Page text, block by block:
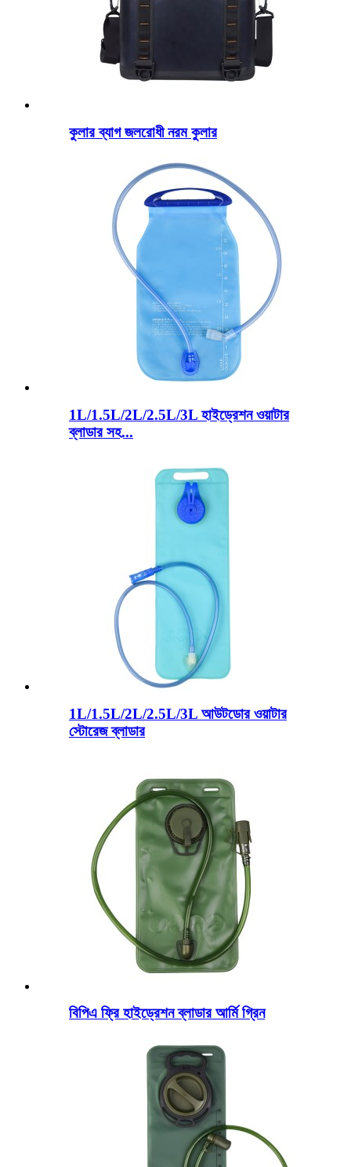
কুলার ব্যাগ জলরোধী নরম কুলার
1L/1.5L/2L/2.5L/3L হাইড্রেশন ওয়াটার
ব্লাডার সহ...
1L/1.5L/2L/2.5L/3L আউটডোর ওয়াটার
স্টোরেজ ব্লাডার
বিপিএ ফ্রি হাইড্রেশন ব্লাডার আর্মি গ্রিন